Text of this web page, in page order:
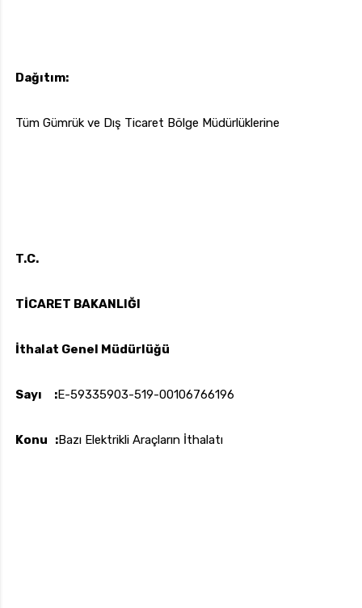
Dağıtım:
Tüm Gümrük ve Dış Ticaret Bölge Müdürlüklerine
T.C.
TİCARET BAKANLIĞI
İthalat Genel Müdürlüğü
Sayı :E-59335903-519-00106766196
Konu :Bazı Elektrikli Araçların İthalatı